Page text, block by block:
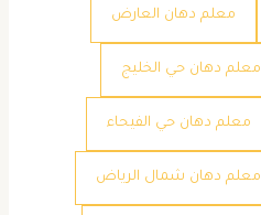
معلم دهان العارض
معلم دهان حي الخليج
معلم دهان حي الفيحاء
معلم دهان شمال الرياض